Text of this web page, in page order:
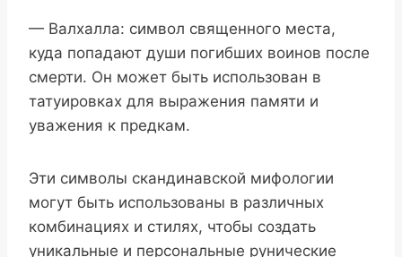
— Валхалла: символ священного места,
куда попадают души погибших воинов после
смерти. Он может быть использован в
татуировках для выражения памяти и
уважения к предкам.
Эти символы скандинавской мифологии
могут быть использованы в различных
комбинациях и стилях, чтобы создать
уникальные и персональные рунические